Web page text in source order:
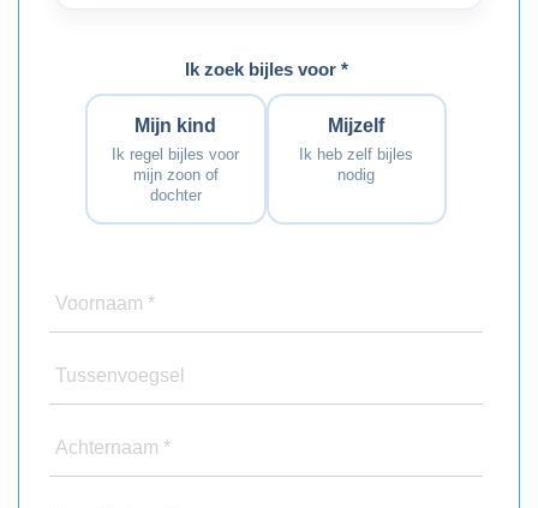
Ik zoek bijles voor *
Mijn kind
Ik regel bijles voor
mijn zoon of
dochter
Mijzelf
Ik heb zelf bijles
nodig
Voornaam *
Tussenvoegsel
Achternaam *